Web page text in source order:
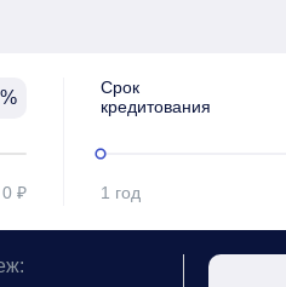
0 ₽
Срок
кредитования
1 год